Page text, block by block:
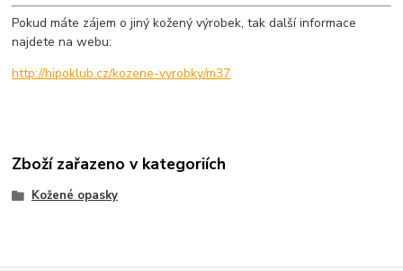
Pokud máte zájem o jiný kožený výrobek, tak další informace
najdete na webu:
http://hipoklub.cz/kozene-vyrobky/m37
Zboží zařazeno v kategoriích
Kožené opasky